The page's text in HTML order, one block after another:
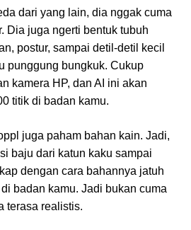
dari yang lain, dia nggak cuma
Dia juga ngerti bentuk tubuh
postur, sampai detil-detil kecil
punggung bungkuk. Cukup
kamera HP, dan AI ini akan
titik di badan kamu.
juga paham bahan kain. Jadi,
baju dari katun kaku sampai
dengan cara bahannya jatuh
badan kamu. Jadi bukan cuma
terasa realistis.